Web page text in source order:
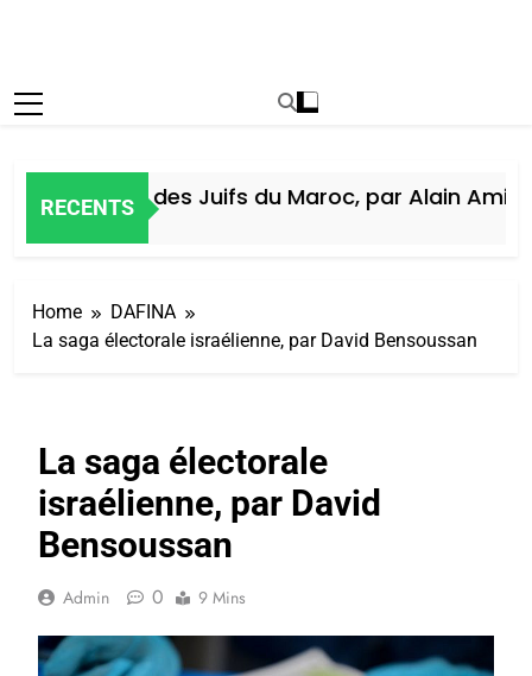
RECENTS
Histoire des Juifs du Maroc, par Alain Amiel
Home
DAFINA
La saga électorale israélienne, par David Bensoussan
La saga électorale
israélienne, par David
Bensoussan
Admin 0 9 Mins